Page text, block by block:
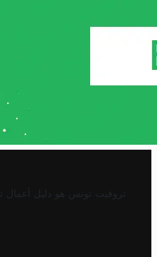
تروفيت تونس هو دليل أعمال